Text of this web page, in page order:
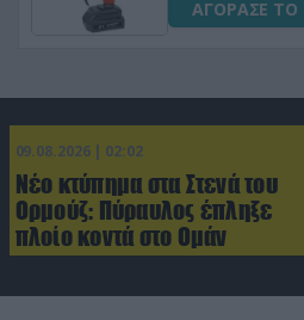
09.08.2026 | 02:02
Νέο κτύπημα στα Στενά του
Ορμούζ: Πύραυλος έπληξε
πλοίο κοντά στο Ομάν